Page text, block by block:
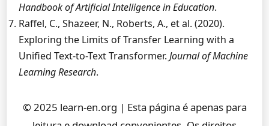
Handbook of Artificial Intelligence in Education.
Raffel, C., Shazeer, N., Roberts, A., et al. (2020).
Exploring the Limits of Transfer Learning with a
Unified Text-to-Text Transformer. Journal of Machine
Learning Research.
© 2025 learn-en.org | Esta página é apenas para